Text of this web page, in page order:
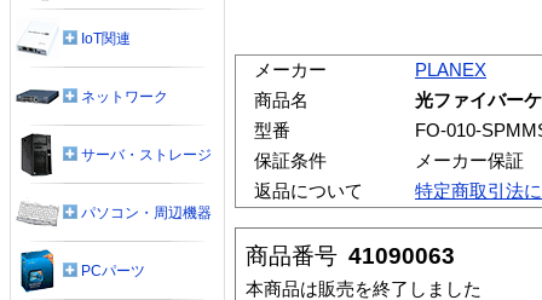
メーカー
PLANEX
商品名
光ファイバー
型番
FO-010-
保証条件
メーカー保証
返品について
特定商取引法
商品番号 41090063
本商品は販売を終了しました
IoT関連
ネットワーク
サーバ・ストレージ
パソコン・周辺機器
PCパーツ